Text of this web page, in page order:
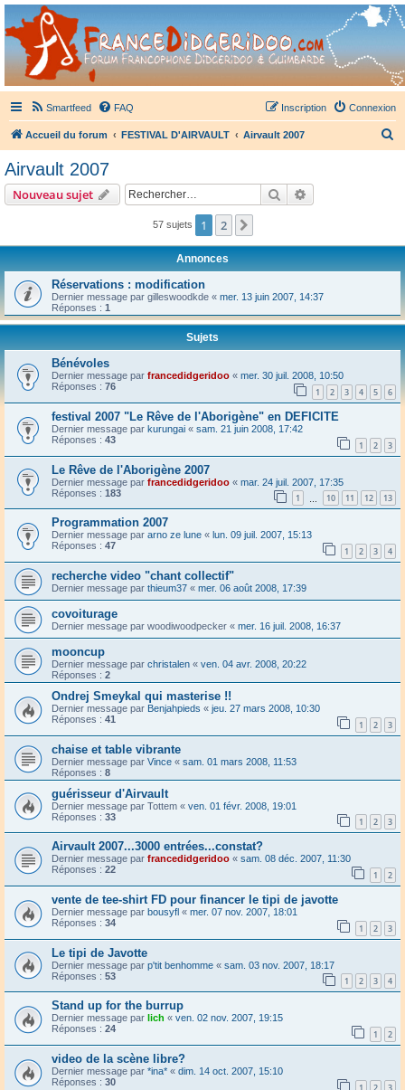
France Didgeridoo
Didgeridoo et Guimbarde sur France Didgeridoo - retrouvez la communauté.
Smartfeed FAQ Connexion
Inscription
Accueil du forum FESTIVAL D'AIRVAULT Airvault 2007
r
Airvault 2007
Nouveau sujet Rechercher
57 sujets 1 2
Annonces
Réservations : modification
Dernier message par gilleswoodkde « mer. 13 juin 2007, 14:37
Réponses : 1
Sujets
Bénévoles
Dernier message par francedidgeridoo « mer. 30 juil. 2008, 10:50
Réponses : 76 1 2 3 4 5 6
festival 2007 "Le Rêve de l'Aborigène" en DEFICITE
Dernier message par kurungai « sam. 21 juin 2008, 17:42
Réponses : 43 1 2 3
Le Rêve de l'Aborigène 2007
Dernier message par francedidgeridoo « mar. 24 juil. 2007, 17:35
Réponses : 183 1 10 11 12 13
Programmation 2007
Dernier message par arno ze lune « lun. 09 juil. 2007, 15:13
Réponses : 47 1 2 3 4
recherche video "chant collectif"
Dernier message par thieum37 « mer. 06 août 2008, 17:39
covoiturage
Dernier message par woodiwoodpecker « mer. 16 juil. 2008, 16:37
mooncup
Dernier message par christalen « ven. 04 avr. 2008, 20:22
Réponses : 2
Ondrej Smeykal qui masterise !!
Dernier message par Benjahpieds « jeu. 27 mars 2008, 10:30
Réponses : 41 1 2 3
chaise et table vibrante
Dernier message par Vince « sam. 01 mars 2008, 11:53
Réponses : 8
guérisseur d'Airvault
Dernier message par Tottem « ven. 01 févr. 2008, 19:01
Réponses : 33 1 2 3
Airvault 2007...3000 entrées...constat?
Dernier message par francedidgeridoo « sam. 08 déc. 2007, 11:30
Réponses : 22 1 2
vente de tee-shirt FD pour financer le tipi de javotte
Dernier message par bousyfl « mer. 07 nov. 2007, 18:01
Réponses : 34 1 2 3
Le tipi de Javotte
Dernier message par p'tit benhomme « sam. 03 nov. 2007, 18:17
Réponses : 53 1 2 3 4
Stand up for the burrup
Dernier message par lich « ven. 02 nov. 2007, 19:15
Réponses : 24 1 2
video de la scène libre?
Dernier message par *ina* « dim. 14 oct. 2007, 15:10
Réponses : 30 1 2 3